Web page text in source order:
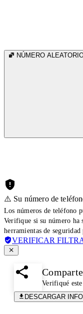
NÚMERO
⚠️ Su número de
Los números de teléfono
Verifique si su número ha
herramientas de seguridad
VERIFICAR
Verifiqué
DESCARGAR